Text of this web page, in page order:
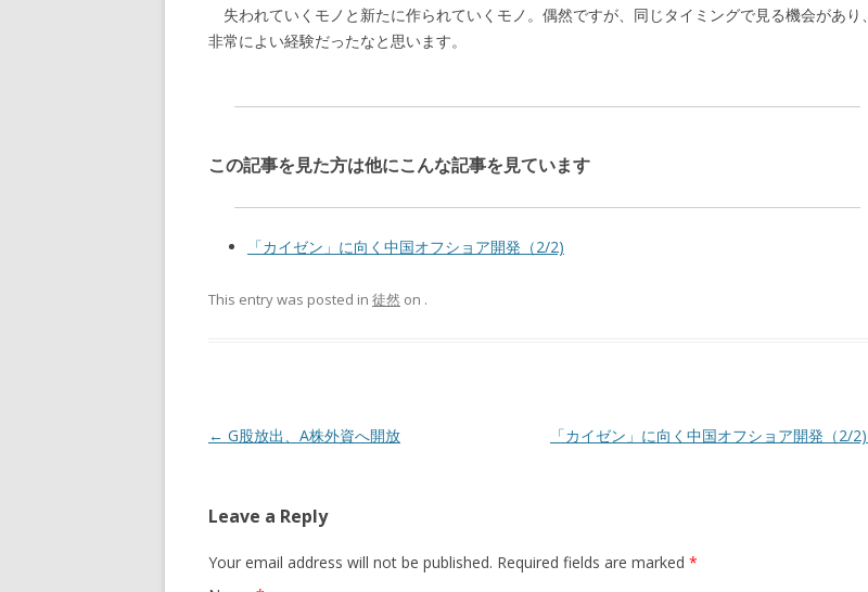
失われていくモノと新たに作られていくモノ。偶然ですが、同じタイミングで見る機会があり、
非常によい経験だったなと思います。
この記事を見た方は他にこんな記事を見ています
「カイゼン」に向く中国オフショア開発（2/2)
This entry was posted in 徒然 on .
Post navigation
← G股放出、A株外資へ開放 「カイゼン」に向く中国オフショア開発（2/2)
Leave a Reply
Your email address will not be published. Required fields are marked *